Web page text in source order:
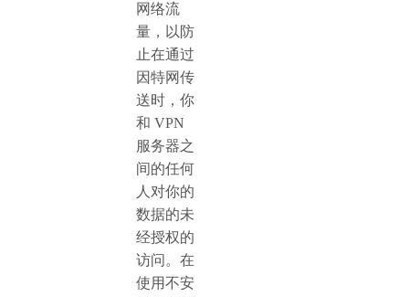
网络流
量，以防
止在通过
因特网传
送时，你
和 VPN
服务器之
间的任何
人对你的
数据的未
经授权的
访问。在
使用不安